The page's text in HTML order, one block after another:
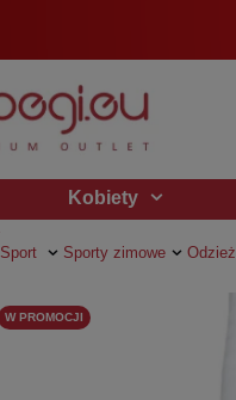
Kobiety
Sport Sporty zimowe Odzież
W PROMOCJI